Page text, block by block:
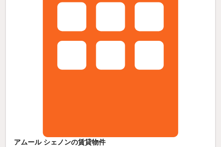
アムール シェノンの賃貸物件